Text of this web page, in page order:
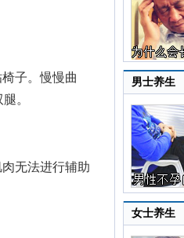
子。慢慢曲
。
无法进行辅助
男士养生
女士养生